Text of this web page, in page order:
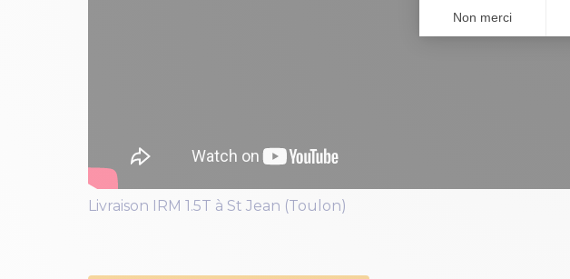
Livraison IRM 1.5T à St Jean (Toulon)